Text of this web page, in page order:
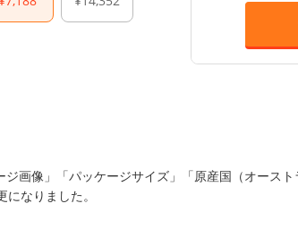
ジ画像」「パッケージサイズ」「原産国（オース
なりました。